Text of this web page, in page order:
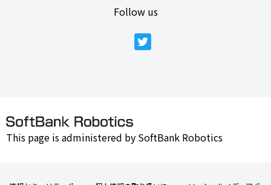
Follow us
This page is administered by SoftBank Robotics